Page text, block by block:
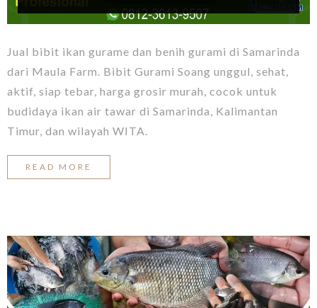
Jual bibit ikan gurame dan benih gurami di Samarinda
dari Maula Farm. Bibit Gurami Soang unggul, sehat,
aktif, siap tebar, harga grosir murah, cocok untuk
budidaya ikan air tawar di Samarinda, Kalimantan
Timur, dan wilayah WITA.
READ MORE